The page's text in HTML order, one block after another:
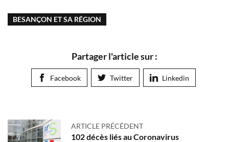
BESANÇON ET SA RÉGION
Partager l'article sur :
Facebook Twitter Linkedin
ARTICLE PRÉCÉDENT
102 décès liés au Coronavirus